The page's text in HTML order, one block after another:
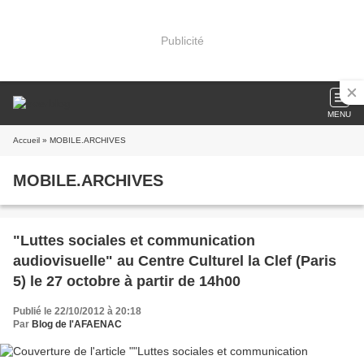
Publicité
MENU
Accueil » MOBILE.ARCHIVES
MOBILE.ARCHIVES
"Luttes sociales et communication
audiovisuelle" au Centre Culturel la Clef (Paris
5) le 27 octobre à partir de 14h00
Publié le 22/10/2012 à 20:18
Par Blog de l'AFAENAC